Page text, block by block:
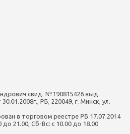
свид. №190815426 выд.
РБ, 220049, г. Минск, ул.
в торговом реестре РБ 17.07.2014
21.00, Сб-Вс: с 10.00 до 18.00